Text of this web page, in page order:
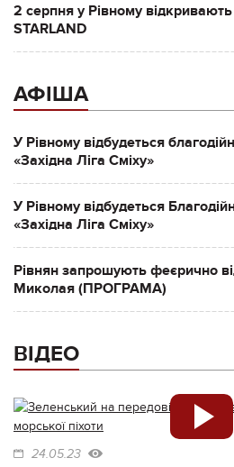
2 серпня у Рівному
STARLAND
АФІША
У Рівному відбудеться
«Західна Ліга Сміху»
У Рівному відбудеться
«Західна Ліга Сміху»
Рівнян запрошують феєрично
Миколая (ПРОГРАМА)
ВІДЕО
24.05.23